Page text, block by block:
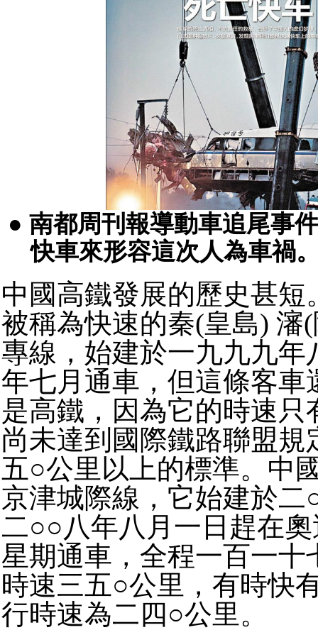
● 南都周刊報導動車追尾事
快車來形容這次人為車禍
中國高鐵發展的歷史甚短
被稱為快速的秦(皇島) 瀋
專線，始建於一九九九年
年七月通車，但這條客車
是高鐵，因為它的時速
尚未達到國際鐵路聯盟規
五○公里以上的標準。中
京津城際線，它始建於二
二○○八年八月一日趕在
星期通車，全程一百一十
時速三五○公里，有時快
行時速為二四○公里。